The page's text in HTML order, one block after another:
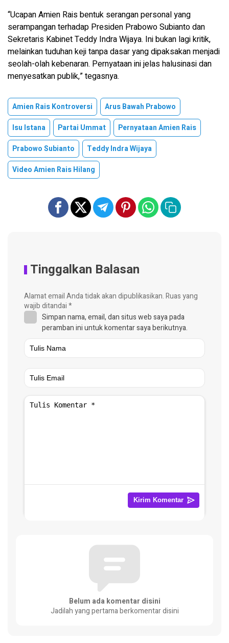
“Ucapan Amien Rais bentuk serangan personal yang
serampangan terhadap Presiden Prabowo Subianto dan
Sekretaris Kabinet Teddy Indra Wijaya. Ini bukan lagi kritik,
melainkan tuduhan keji tanpa dasar yang dipaksakan menjadi
seolah-olah kebenaran. Pernyataan ini jelas halusinasi dan
menyesatkan publik,” tegasnya.
Amien Rais Kontroversi
Arus Bawah Prabowo
Isu Istana
Partai Ummat
Pernyataan Amien Rais
Prabowo Subianto
Teddy Indra Wijaya
Video Amien Rais Hilang
Tinggalkan Balasan
Alamat email Anda tidak akan dipublikasikan.Ruas yang
wajib ditandai*
Simpan nama, email, dan situs web saya pada
peramban ini untuk komentar saya berikutnya.
Belum ada komentar disini
Jadilah yang pertama berkomentar disini